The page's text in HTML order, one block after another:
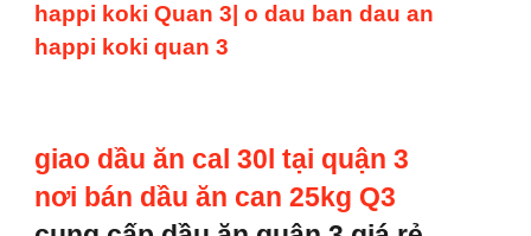
happi koki Quan 3| o dau ban dau an
happi koki quan 3
giao dầu ăn cal 30l tại quận 3
nơi bán dầu ăn can 25kg Q3